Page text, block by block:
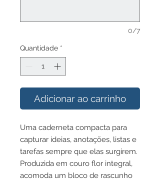
0/7
Quantidade *
Adicionar ao carrinho
Uma caderneta compacta para
capturar ideias, anotações, listas e
tarefas sempre que elas surgirem.
Produzida em couro flor integral,
acomoda um bloco de rascunho